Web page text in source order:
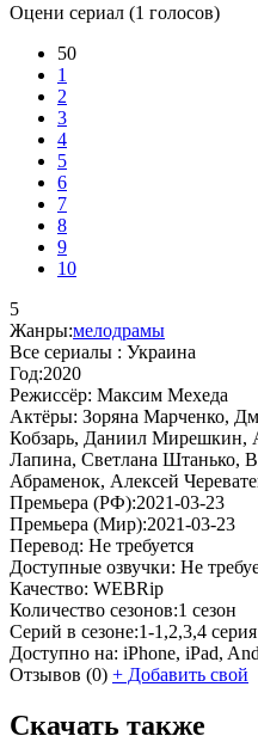
Оцени сериал (1 голосов)
50
1
2
3
4
5
6
7
8
9
10
5
Жанры:мелодрамы
Все сериалы : Украина
Год:2020
Режиссёр: Максим Мехеда
Актёры: Зоряна Марченко,
Кобзарь, Даниил Мирешкин,
Лапина, Светлана Штанько,
Абраменок, Алексей
Премьера (РФ):2021-03-23
Премьера (Мир):2021-03-23
Перевод: Не требуется
Доступные озвучки: Не
Качество: WEBRip
Количество сезонов:1 сезон
Серий в сезоне:1-1,2,3,4 серия
Доступно на: iPhone, iPad,
Отзывов (0) + Добавить свой
Скачать также